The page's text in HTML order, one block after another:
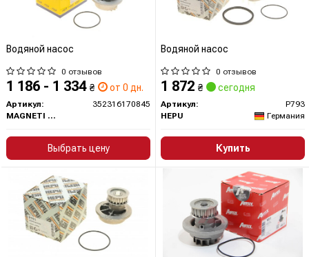
Водяной насос
0 отзывов
1 186 - 1 334 ₴ от 0 дн.
Артикул:
352316170845
MAGNETI MARELLI
Выбрать цену
Водяной насос
0 отзывов
1 872 ₴ сегодня
Артикул:
P793
HEPU
Германия
Купить